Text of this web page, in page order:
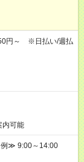
円～ ※日払い/週払
可能